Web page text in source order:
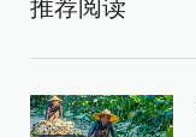
推荐阅读